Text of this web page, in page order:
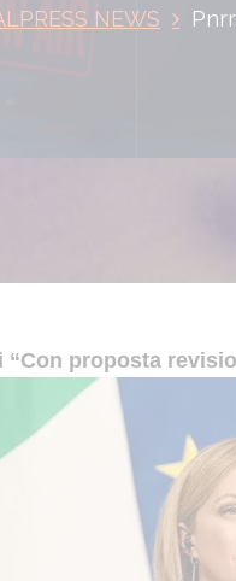
NEWS
“Con proposta